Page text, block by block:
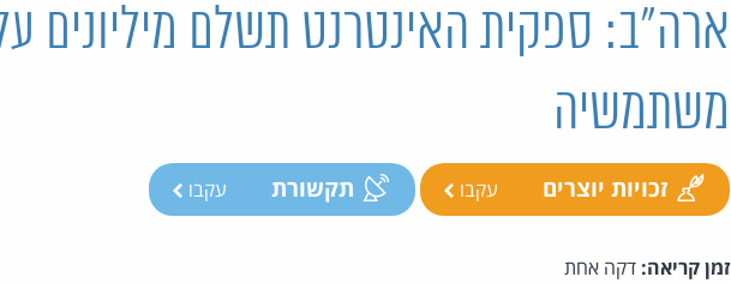
ארה"ב: ספקית האינטרנט תשלם מיליונים
משתמשיה
זכויות יוצרים עקבו תקשורת עקבו
זמן קריאה: דקה אחת